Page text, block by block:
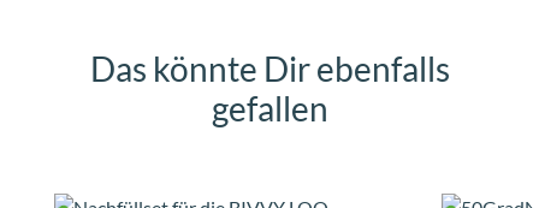
Produktgalerie überspringen
Das könnte Dir ebenfalls
gefallen